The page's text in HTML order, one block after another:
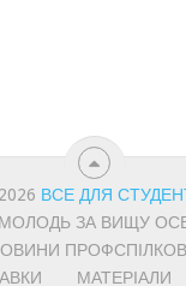
ВСЕ ДЛЯ
ЗА ВИЩУ
МАТЕРІАЛИ